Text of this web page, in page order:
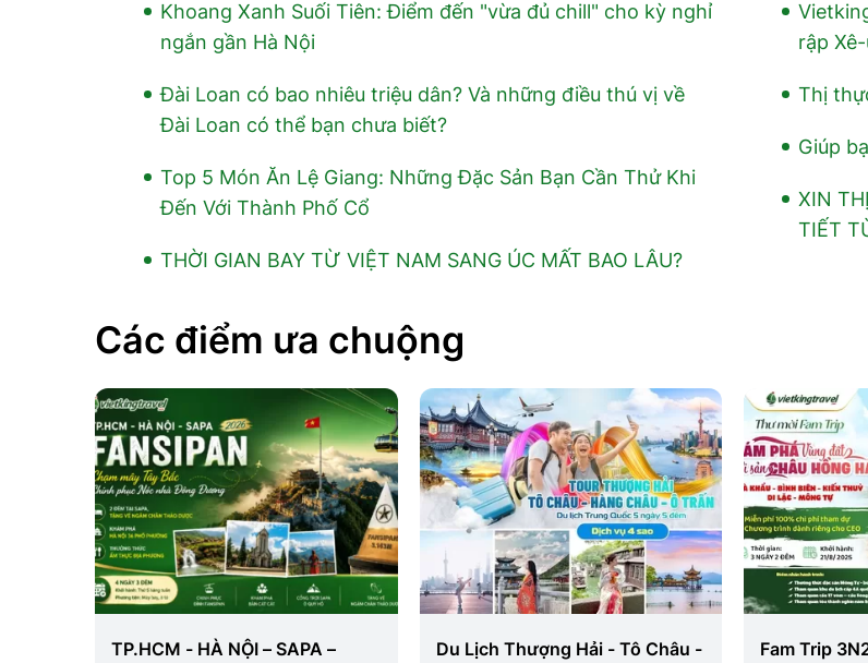
Khoang Xanh Suối Tiên: Điểm đến "vừa đủ chill" cho kỳ nghỉ
ngắn gần Hà Nội
Đài Loan có bao nhiêu triệu dân? Và những điều thú vị về
Đài Loan có thể bạn chưa biết?
Top 5 Món Ăn Lệ Giang: Những Đặc Sản Bạn Cần Thử Khi
Đến Với Thành Phố Cổ
THỜI GIAN BAY TỪ VIỆT NAM SANG ÚC MẤT BAO LÂU?
rập
Thị
Giúp
XIN
TIẾT
Các điểm ưa chuộng
TP.HCM - HÀ NỘI – SAPA –
Du Lịch Thượng Hải - Tô Châu -
Fam Trip